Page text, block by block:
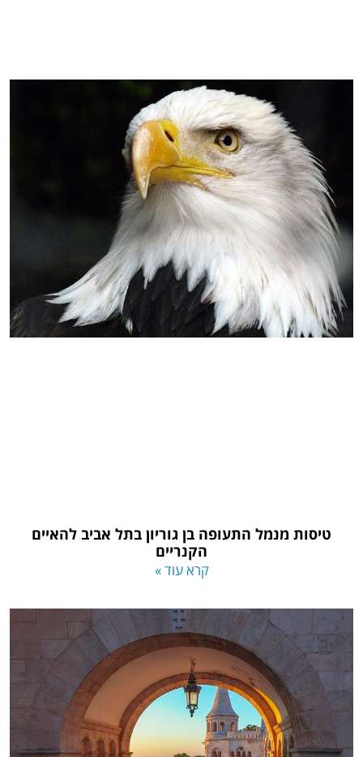
טיסות מנמל התעופה בן גוריון בתל אביב להאיים
הקנריים
קרא עוד »